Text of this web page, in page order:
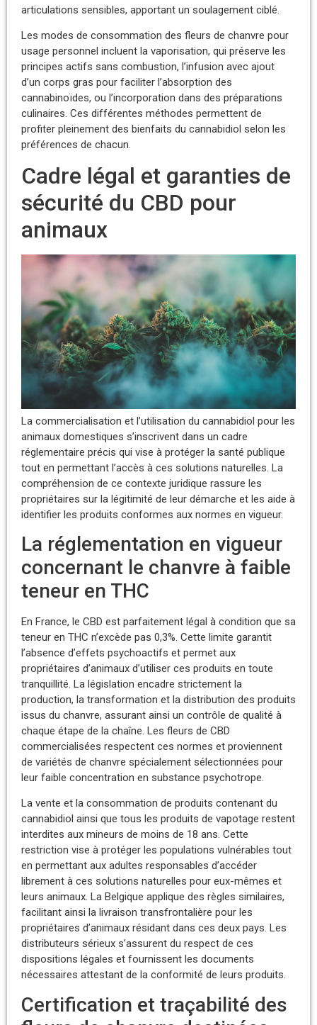
articulations sensibles, apportant un soulagement ciblé.
Les modes de consommation des fleurs de chanvre pour
usage personnel incluent la vaporisation, qui préserve les
principes actifs sans combustion, l’infusion avec ajout
d’un corps gras pour faciliter l’absorption des
cannabinoïdes, ou l’incorporation dans des préparations
culinaires. Ces différentes méthodes permettent de
profiter pleinement des bienfaits du cannabidiol selon les
préférences de chacun.
Cadre légal et garanties de
sécurité du CBD pour
animaux
La commercialisation et l’utilisation du cannabidiol pour les
animaux domestiques s’inscrivent dans un cadre
réglementaire précis qui vise à protéger la santé publique
tout en permettant l’accès à ces solutions naturelles. La
compréhension de ce contexte juridique rassure les
propriétaires sur la légitimité de leur démarche et les aide à
identifier les produits conformes aux normes en vigueur.
La réglementation en vigueur
concernant le chanvre à faible
teneur en THC
En France, le CBD est parfaitement légal à condition que sa
teneur en THC n’excède pas 0,3%. Cette limite garantit
l’absence d’effets psychoactifs et permet aux
propriétaires d’animaux d’utiliser ces produits en toute
tranquillité. La législation encadre strictement la
production, la transformation et la distribution des produits
issus du chanvre, assurant ainsi un contrôle de qualité à
chaque étape de la chaîne. Les fleurs de CBD
commercialisées respectent ces normes et proviennent
de variétés de chanvre spécialement sélectionnées pour
leur faible concentration en substance psychotrope.
La vente et la consommation de produits contenant du
cannabidiol ainsi que tous les produits de vapotage restent
interdites aux mineurs de moins de 18 ans. Cette
restriction vise à protéger les populations vulnérables tout
en permettant aux adultes responsables d’accéder
librement à ces solutions naturelles pour eux-mêmes et
leurs animaux. La Belgique applique des règles similaires,
facilitant ainsi la livraison transfrontalière pour les
propriétaires d’animaux résidant dans ces deux pays. Les
distributeurs sérieux s’assurent du respect de ces
dispositions légales et fournissent les documents
nécessaires attestant de la conformité de leurs produits.
Certification et traçabilité des